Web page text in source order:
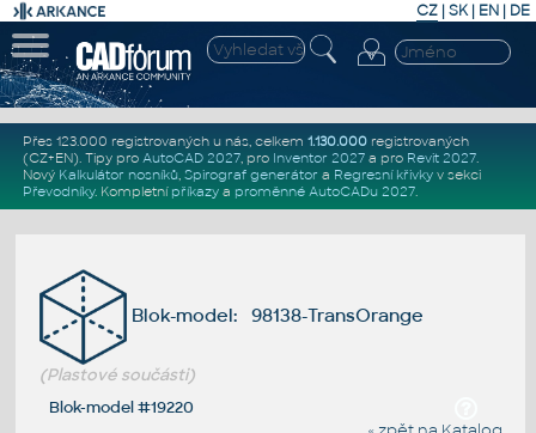
CZ | SK| EN | DE
Přes 123.000 registrovaných u nás, celkem 1.130.000registrovaných
(CZ+EN). Tipy pro AutoCAD 2027, pro Inventor 2027a pro Revit 2027.
Nový Kalkulátor nosníků, Spirograf generátor a Regresní křivkyv sekci
Převodníky. Kompletní příkazya proměnné AutoCADu 2027.
Blok-model: 98138-TransOrange
(Plastové součásti)
Blok-model #19220